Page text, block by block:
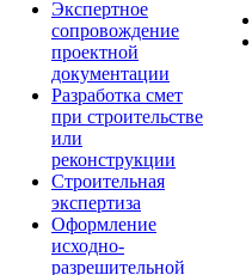
Экспертное
сопровождение
проектной
документации
Разработка смет
при строительстве
или
реконструкции
Строительная
экспертиза
Оформление
исходно-
разрешительной